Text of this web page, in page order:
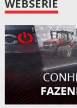
WEBSÉRIE